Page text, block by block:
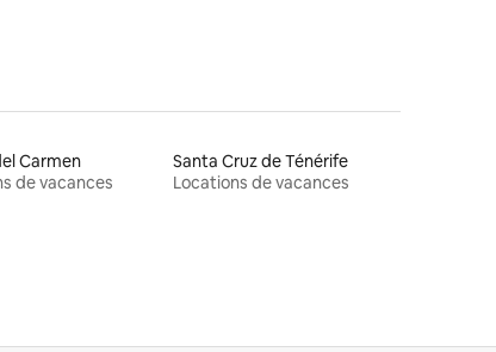
Carmen
de vacances
Santa Cruz de Ténérife
Locations de vacances